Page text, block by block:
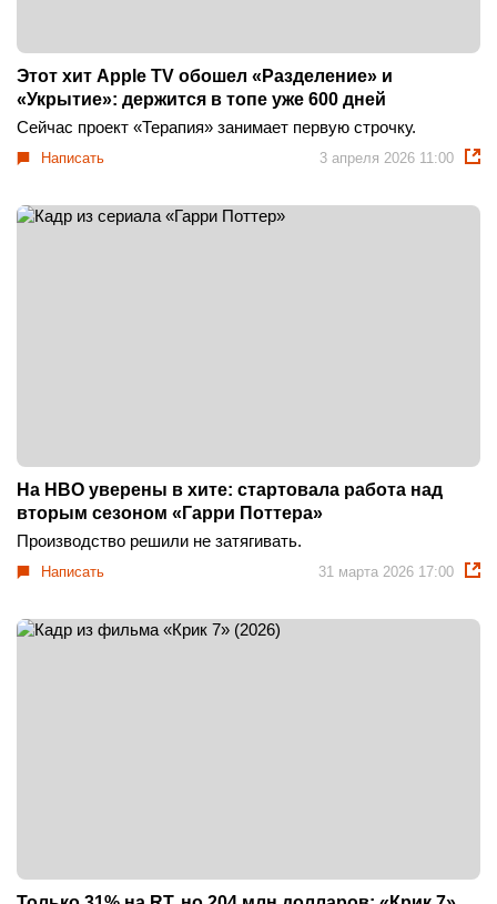
Этот хит Apple TV обошел «Разделение» и
«Укрытие»: держится в топе уже 600 дней
Сейчас проект «Терапия» занимает первую строчку.
Написать 3 апреля 2026 11:00
На HBO уверены в хите: стартовала работа над
вторым сезоном «Гарри Поттера»
Производство решили не затягивать.
Написать 31 марта 2026 17:00